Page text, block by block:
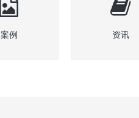
案例 资讯